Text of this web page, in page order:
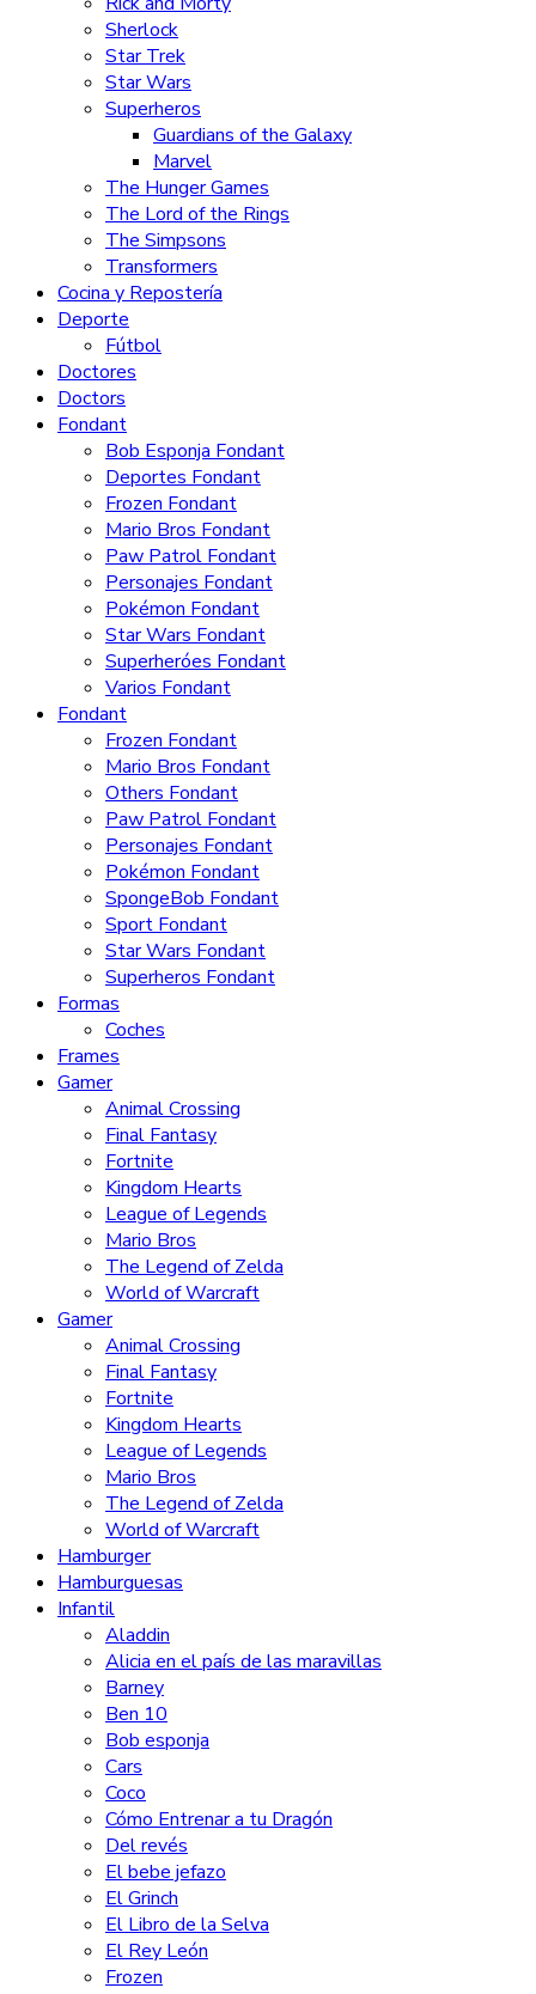
Sherlock
Star Trek
Star Wars
Superheros
Guardians of the Galaxy
Marvel
The Hunger Games
The Lord of the Rings
The Simpsons
Transformers
Cocina y Repostería
Deporte
Fútbol
Doctores
Doctors
Fondant
Bob Esponja Fondant
Deportes Fondant
Frozen Fondant
Mario Bros Fondant
Paw Patrol Fondant
Personajes Fondant
Pokémon Fondant
Star Wars Fondant
Superheróes Fondant
Varios Fondant
Fondant
Frozen Fondant
Mario Bros Fondant
Others Fondant
Paw Patrol Fondant
Personajes Fondant
Pokémon Fondant
SpongeBob Fondant
Sport Fondant
Star Wars Fondant
Superheros Fondant
Formas
Coches
Frames
Gamer
Animal Crossing
Final Fantasy
Fortnite
Kingdom Hearts
League of Legends
Mario Bros
The Legend of Zelda
World of Warcraft
Gamer
Animal Crossing
Final Fantasy
Fortnite
Kingdom Hearts
League of Legends
Mario Bros
The Legend of Zelda
World of Warcraft
Hamburger
Hamburguesas
Infantil
Aladdin
Alicia en el país de las maravillas
Barney
Ben 10
Bob esponja
Cars
Coco
Cómo Entrenar a tu Dragón
Del revés
El bebe jefazo
El Grinch
El Libro de la Selva
El Rey León
Frozen